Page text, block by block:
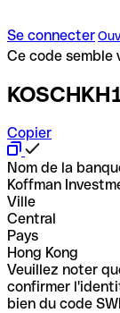
Se connecter
Ce code semble
Copier
Nom de la
Koffman
Ville
Central
Pays
Hong Kong
Veuillez noter
confirmer
bien du code